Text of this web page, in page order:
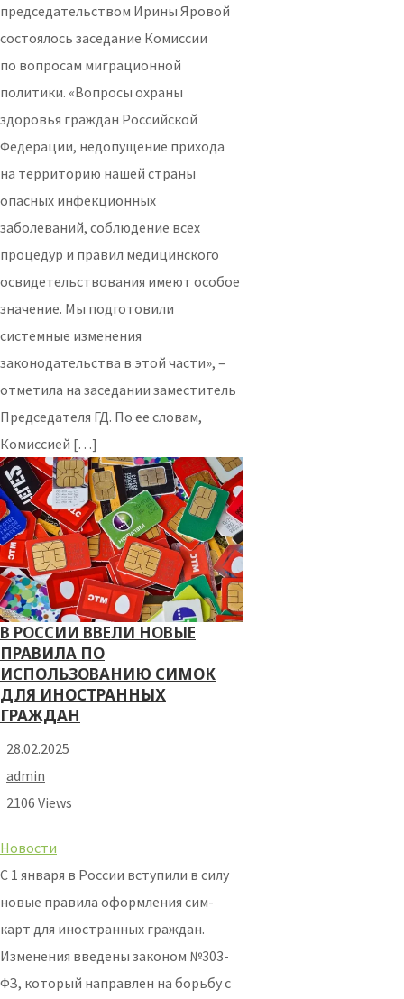
председательством Ирины Яровой
состоялось заседание Комиссии
по вопросам миграционной
политики. «Вопросы охраны
здоровья граждан Российской
Федерации, недопущение прихода
на территорию нашей страны
опасных инфекционных
заболеваний, соблюдение всех
процедур и правил медицинского
освидетельствования имеют особое
значение. Мы подготовили
системные изменения
законодательства в этой части», –
отметила на заседании заместитель
Председателя ГД. По ее словам,
Комиссией […]
В РОССИИ ВВЕЛИ НОВЫЕ
ПРАВИЛА ПО
ИСПОЛЬЗОВАНИЮ СИМОК
ДЛЯ ИНОСТРАННЫХ
ГРАЖДАН
28.02.2025
admin
2106 Views
Новости
С 1 января в России вступили в силу
новые правила оформления сим-
карт для иностранных граждан.
Изменения введены законом №303-
ФЗ, который направлен на борьбу с